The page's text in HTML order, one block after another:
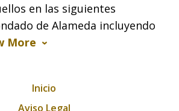
en las siguientes
de Alameda incluyendo
More
Inicio
Aviso Legal